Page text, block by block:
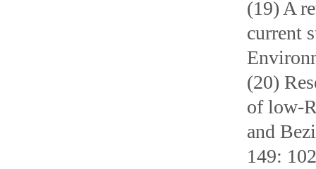
(19) A
current
(20)
of low-
and
149: